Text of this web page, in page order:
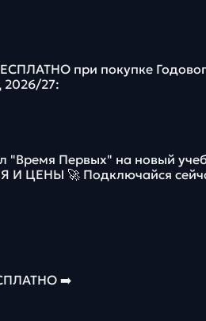
при покупке
2026/27:
"Время Первых" на новый
ЦЕНЫ 🚀 Подключайся
➡️